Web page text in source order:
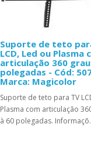
Suporte de teto
LCD, Led ou Plasma
articulação 360
polegadas - Cód:
Marca: Magicolor
Suporte de teto para TV
Plasma com articulação
à 60 polegadas.